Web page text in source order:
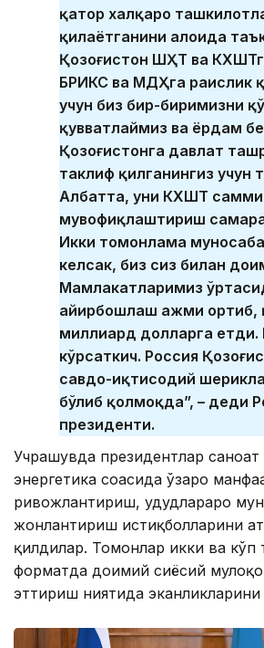
қатор халқаро
қилаётганини алоҳида
Қозоғистон ШҲТ ва
БРИКС ва МДҲга раислик
учун биз бир-биримизни
қувватлаймиз ва ёрдам
Қозоғистонга давлат
таклиф қилганингиз учун
Албатта, уни КХШТ
мувофиқлаштириш
Икки томонлама
келсак, биз сиз билан
Мамлакатларимиз
айирбошлаш ҳажми ортиб,
миллиард долларга етди.
кўрсаткич. Россия
савдо-иқтисодий
бўлиб қолмоқда”, – деди
президенти.
Учрашувда президентлар
энергетика соҳасида ўзаро
ривожлантириш, ҳудудлараро
жонлантириш истиқболларини
қилдилар. Томонлар икки ва кўп
форматда доимий сиёсий
эттириш ниятида